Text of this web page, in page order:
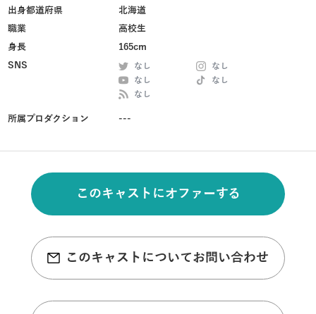
出身都道府県
北海道
職業
高校生
身長
165cm
SNS
なし
なし
なし
なし
なし
所属プロダクション ---
このキャストにオファーする
このキャストについてお問い合わせ